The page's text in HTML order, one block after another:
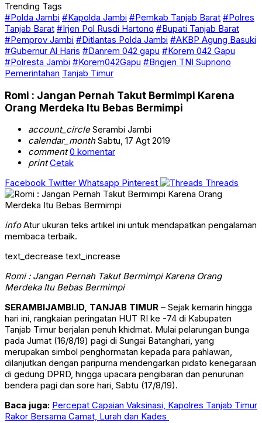
Trending Tags
#Polda Jambi #Kapolda Jambi #Pemkab Tanjab Barat #Polres
Tanjab Barat #Irjen Pol Rusdi Hartono #Bupati Tanjab Barat
#Pemprov Jambi #Ditlantas Polda Jambi #AKBP Agung Basuki
#Gubernur Al Haris #Danrem 042 gapu #Korem 042 Gapu
#Polresta Jambi #Korem042Gapu #Brigjen TNI Supriono
Pemerintahan Tanjab Timur
Romi : Jangan Pernah Takut Bermimpi Karena
Orang Merdeka Itu Bebas Bermimpi
account_circleSerambi Jambi
calendar_monthSabtu, 17 Agt 2019
comment 0 komentar
print Cetak
Facebook Twitter Whatsapp Pinterest Threads
infoAtur ukuran teks artikel ini untuk mendapatkan pengalaman
membaca terbaik.
text_decrease text_increase
Romi : Jangan Pernah Takut Bermimpi Karena Orang
Merdeka Itu Bebas Bermimpi
SERAMBIJAMBI.ID, TANJAB TIMUR – Sejak kemarin hingga
hari ini, rangkaian peringatan HUT RI ke -74 di Kabupaten
Tanjab Timur berjalan penuh khidmat. Mulai pelarungan bunga
pada Jumat (16/8/19) pagi di Sungai Batanghari, yang
merupakan simbol penghormatan kepada para pahlawan,
dilanjutkan dengan paripurna mendengarkan pidato kenegaraan
di gedung DPRD, hingga upacara pengibaran dan penurunan
bendera pagi dan sore hari, Sabtu (17/8/19).
Baca juga: Percepat Capaian Vaksinasi, Kapolres Tanjab Timur
Rakor Bersama Camat, Lurah dan Kades